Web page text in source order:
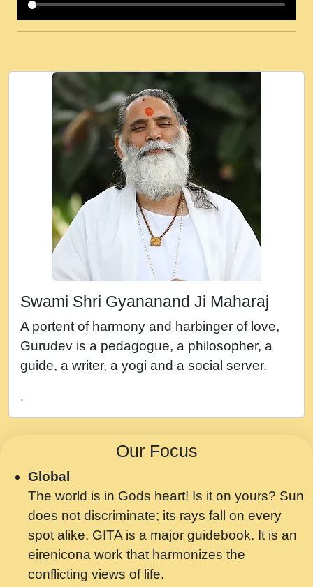
कई पकड क मर हथ र मह वदवन पहच दय! मह जन
Ki - Krishna Bhajan - New Bhajan 2020
#Ishwar Bhakti.mp3
जब से गीता ज्ञान पाया मैं बड़ी मस्ती में हूँ । 2018 -
Rishikesh - Ratan Ji Rasik.mp3
तन हल दल द सनव मड उतत सर रख क, नल रव त
गल लग जव त सर उतत हथ रख द!.mp3
तू कर प्रीतम से प्रीत, यूहीं दिन बीतते जाते हैं ।
2018 - Rishikesh - Swami Gyananand Ji
Maharaj.mp3
न म गवद गपल गद फर, पयर महन न रझद फर! shri
नह भरस रह लडडल... अपन खट करम क !!!! मह दद
सहर चरण क .....mp3
बगड नसब कसन सवर तर बगर Shri ravinandan
shastri ji maharaj.mp3
Chahe Ram Ho Chahe Shyam Ho.mp3
मझ अपन जवन बनन न आय, रठ हर क मनन न आय
Shri ravinandan shastri ji maharaj.mp3
मन अशांत मंत्र जाप - गीता प्रेरणा -Swami
Gyananand Ji Maharaj.mp3
मन बध लय परम वल कगन Special Shyam
Swami Shri Gyananand Ji Maharaj
A portent of harmony and harbinger of love,
Gurudev is a pedagogue, a philosopher, a
guide, a writer, a yogi and a social server.
.
Our Focus
Global
The world is in Gods heart! Is it on yours? Sun
does not discriminate; its rays fall on every
spot alike. GITA is a major guidebook. It is an
eirenicona work that harmonizes the
conflicting views of life.